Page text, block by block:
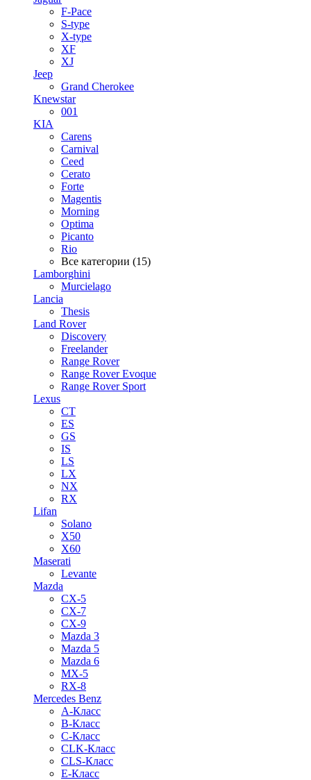
F-Pace
S-type
X-type
XF
XJ
Jeep
Grand Cherokee
Knewstar
001
KIA
Carens
Carnival
Ceed
Cerato
Forte
Magentis
Morning
Optima
Picanto
Rio
Все категории (15)
Lamborghini
Murcielago
Lancia
Thesis
Land Rover
Discovery
Freelander
Range Rover
Range Rover Evoque
Range Rover Sport
Lexus
CT
ES
GS
IS
LS
LX
NX
RX
Lifan
Solano
X50
X60
Maserati
Levante
Mazda
CX-5
CX-7
CX-9
Mazda 3
Mazda 5
Mazda 6
MX-5
RX-8
Mercedes Benz
A-Класс
B-Класс
C-Класс
CLK-Класс
CLS-Класс
E-Класс